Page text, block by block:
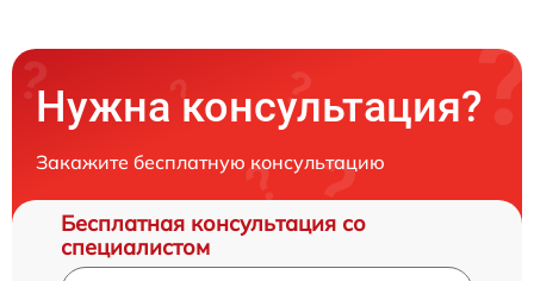
Нужна консультация?
Закажите бесплатную консультацию
Бесплатная консультация со
специалистом